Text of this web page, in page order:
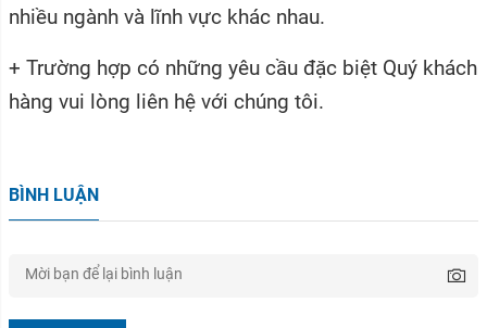
nhiều ngành và lĩnh vực khác nhau.
+ Trường hợp có những yêu cầu đặc biệt Quý khách
hàng vui lòng liên hệ với chúng tôi.
BÌNH LUẬN